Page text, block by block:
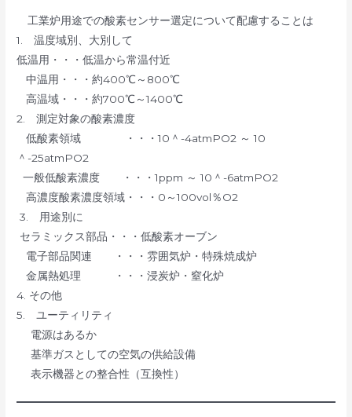
工業炉用途での酸素センサー選定について配慮することは
1. 温度域別、大別して
低温用・・・低温から常温付近
中温用・・・約400℃～800℃
高温域・・・約700℃～1400℃
2. 測定対象の酸素濃度
低酸素領域 ・・・10＾-4atmPO2 ～ 10
＾-25atmPO2
一般低酸素濃度 ・・・1ppm ～ 10＾-6atmPO2
高濃度酸素濃度領域・・・0～100vol％O2
3. 用途別に
セラミックス部品・・・低酸素オーブン
電子部品関連 ・・・雰囲気炉・特殊焼成炉
金属熱処理 ・・・浸炭炉・窒化炉
4. その他
5. ユーティリティ
電源はあるか
基準ガスとしての空気の供給設備
表示機器との整合性（互換性）